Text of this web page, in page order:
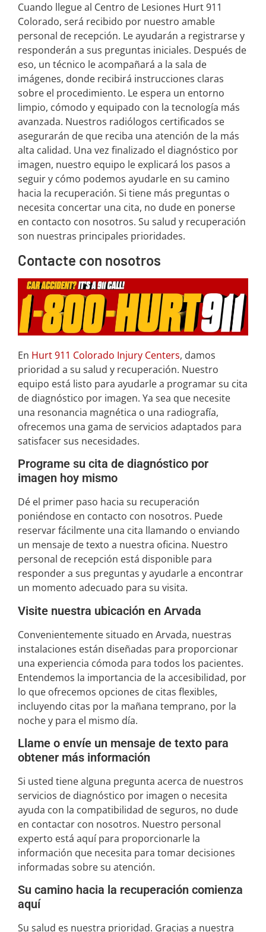
Cuando llegue al Centro de Lesiones Hurt 911
Colorado, será recibido por nuestro amable
personal de recepción. Le ayudarán a registrarse y
responderán a sus preguntas iniciales. Después de
eso, un técnico le acompañará a la sala de
imágenes, donde recibirá instrucciones claras
sobre el procedimiento. Le espera un entorno
limpio, cómodo y equipado con la tecnología más
avanzada. Nuestros radiólogos certificados se
asegurarán de que reciba una atención de la más
alta calidad. Una vez finalizado el diagnóstico por
imagen, nuestro equipo le explicará los pasos a
seguir y cómo podemos ayudarle en su camino
hacia la recuperación. Si tiene más preguntas o
necesita concertar una cita, no dude en ponerse
en contacto con nosotros. Su salud y recuperación
son nuestras principales prioridades.
Contacte con nosotros
En Hurt 911 Colorado Injury Centers, damos
prioridad a su salud y recuperación. Nuestro
equipo está listo para ayudarle a programar su cita
de diagnóstico por imagen. Ya sea que necesite
una resonancia magnética o una radiografía,
ofrecemos una gama de servicios adaptados para
satisfacer sus necesidades.
Programe su cita de diagnóstico por
imagen hoy mismo
Dé el primer paso hacia su recuperación
poniéndose en contacto con nosotros. Puede
reservar fácilmente una cita llamando o enviando
un mensaje de texto a nuestra oficina. Nuestro
personal de recepción está disponible para
responder a sus preguntas y ayudarle a encontrar
un momento adecuado para su visita.
Visite nuestra ubicación en Arvada
Convenientemente situado en Arvada, nuestras
instalaciones están diseñadas para proporcionar
una experiencia cómoda para todos los pacientes.
Entendemos la importancia de la accesibilidad, por
lo que ofrecemos opciones de citas flexibles,
incluyendo citas por la mañana temprano, por la
noche y para el mismo día.
Llame o envíe un mensaje de texto para
obtener más información
Si usted tiene alguna pregunta acerca de nuestros
servicios de diagnóstico por imagen o necesita
ayuda con la compatibilidad de seguros, no dude
en contactar con nosotros. Nuestro personal
experto está aquí para proporcionarle la
información que necesita para tomar decisiones
informadas sobre su atención.
Su camino hacia la recuperación comienza
aquí
Su salud es nuestra prioridad. Gracias a nuestra